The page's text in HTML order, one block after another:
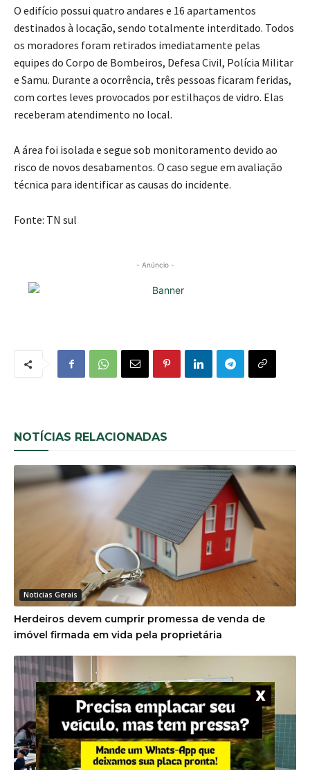
O edifício possui quatro andares e 16 apartamentos
destinados à locação, sendo totalmente interditado. Todos
os moradores foram retirados imediatamente pelas
equipes do Corpo de Bombeiros, Defesa Civil, Polícia Militar
e Samu. Durante a ocorrência, três pessoas ficaram feridas,
com cortes leves provocados por estilhaços de vidro. Elas
receberam atendimento no local.
A área foi isolada e segue sob monitoramento devido ao
risco de novos desabamentos. O caso segue em avaliação
técnica para identificar as causas do incidente.
Fonte: TN sul
- Anúncio -
NOTÍCIAS RELACIONADAS
Noticias Gerais
Herdeiros devem cumprir promessa de venda de
imóvel firmada em vida pela proprietária